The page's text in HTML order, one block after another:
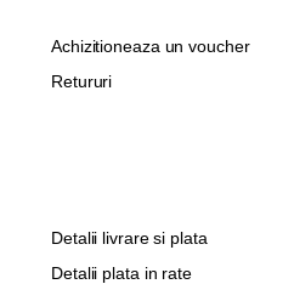
Achizitioneaza un voucher
Retururi
Detalii livrare si plata
Detalii plata in rate